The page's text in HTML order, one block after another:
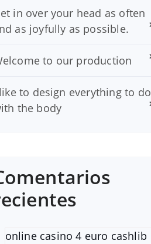
in over your head as often
as joyfully as possible.
to our production
to design everything to do
the body
online casino 4 euro cashlib